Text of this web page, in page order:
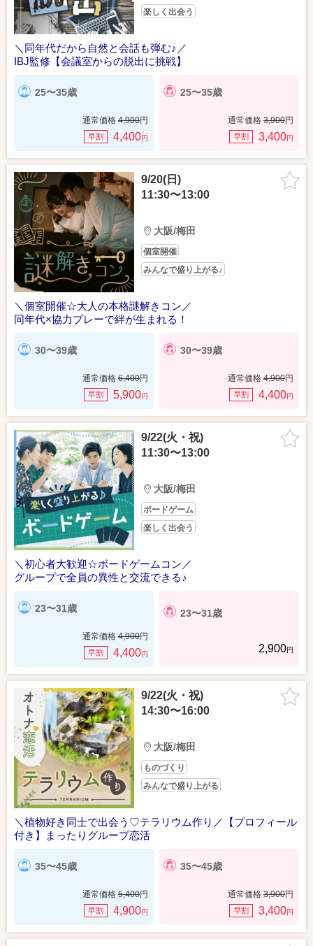
楽しく出会う
＼同年代だから自然と会話も弾む♪／
IBJ監修【会議室からの脱出に挑戦】
25〜35歳
通常価格 4,900円
早割 4,400円
25〜35歳
通常価格 3,900円
早割 3,400円
9/20(日)
11:30〜13:00
大阪/梅田
個室開催
みんなで盛り上がる♪
＼個室開催☆大人の本格謎解きコン／
同年代×協力プレーで絆が生まれる！
30〜39歳
通常価格 6,400円
早割 5,900円
30〜39歳
通常価格 4,900円
早割 4,400円
9/22(火・祝)
11:30〜13:00
大阪/梅田
ボードゲーム
楽しく出会う
＼初心者大歓迎☆ボードゲームコン／
グループで全員の異性と交流できる♪
23〜31歳
通常価格 4,900円
早割 4,400円
23〜31歳
2,900円
9/22(火・祝)
14:30〜16:00
大阪/梅田
ものづくり
みんなで盛り上がる
＼植物好き同士で出会う♡テラリウム作り／【プロフィール
付き】まったりグループ恋活
35〜45歳
通常価格 5,400円
早割 4,900円
35〜45歳
通常価格 3,900円
早割 3,400円